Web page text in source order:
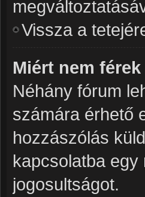
Vissza a
Miért nem
Néhány fórum
számára érhető
hozzászólás
kapcsolatba
jogosultságot.